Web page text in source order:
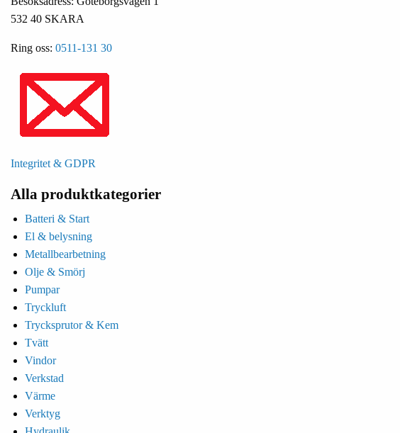
532 40 SKARA
Ring oss: 0511-131 30
Integritet & GDPR
Alla produktkategorier
Batteri & Start
El & belysning
Metallbearbetning
Olje & Smörj
Pumpar
Tryckluft
Trycksprutor & Kem
Tvätt
Vindor
Verkstad
Värme
Verktyg